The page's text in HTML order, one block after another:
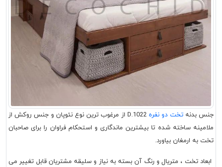
جنس بدنهتخت دو نفره
D.1022 از مرغوب ترین نوع نئوپان و جنس روکش از
ملامینه ساخته شده تا بیشترین ماندگاری و استحکام فراوان را برای صاحبان
تخت به ارمغان بیاورد.
ابعاد تخت ، متریال و رنگ آن بسته به نیاز و سلیقه مشتریان قابل تغییر می